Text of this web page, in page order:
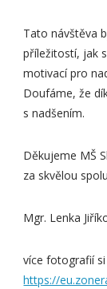
Tato návštěva
příležitostí, jak
motivací pro
Doufáme, že
s nadšením.
Děkujeme MŠ
za skvělou
Mgr. Lenka
více fotografií
https://